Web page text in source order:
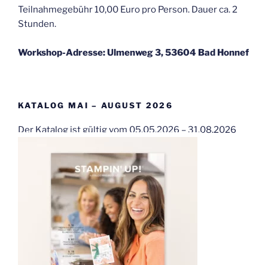
Teilnahmegebühr 10,00 Euro pro Person. Dauer ca. 2
Stunden.
Workshop-Adresse: Ulmenweg 3, 53604 Bad Honnef
KATALOG MAI – AUGUST 2026
Der Katalog ist gültig vom 05.05.2026 – 31.08.2026